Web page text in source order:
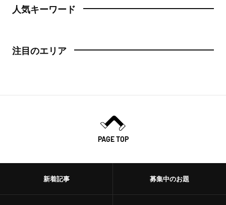
人気キーワード
注目のエリア
PAGE TOP
新着記事 募集中のお題